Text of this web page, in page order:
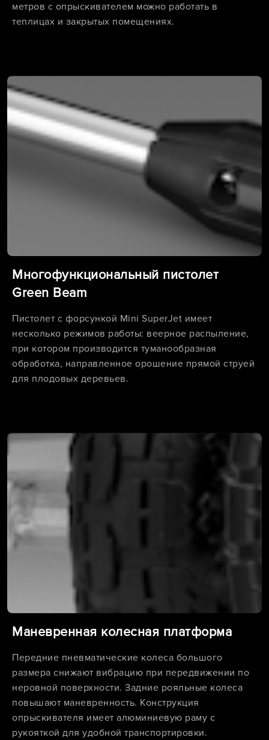
метров с опрыскивателем можно работать в
теплицах и закрытых помещениях.
Многофункциональный пистолет
Green Beam
Пистолет с форсункой Mini SuperJet имеет
несколько режимов работы: веерное распыление,
при котором производится туманообразная
обработка, направленное орошение прямой струей
для плодовых деревьев.
Маневренная колесная платформа
Передние пневматические колеса большого
размера снижают вибрацию при передвижении по
неровной поверхности. Задние рояльные колеса
повышают маневренность. Конструкция
опрыскивателя имеет алюминиевую раму с
рукояткой для удобной транспортировки.